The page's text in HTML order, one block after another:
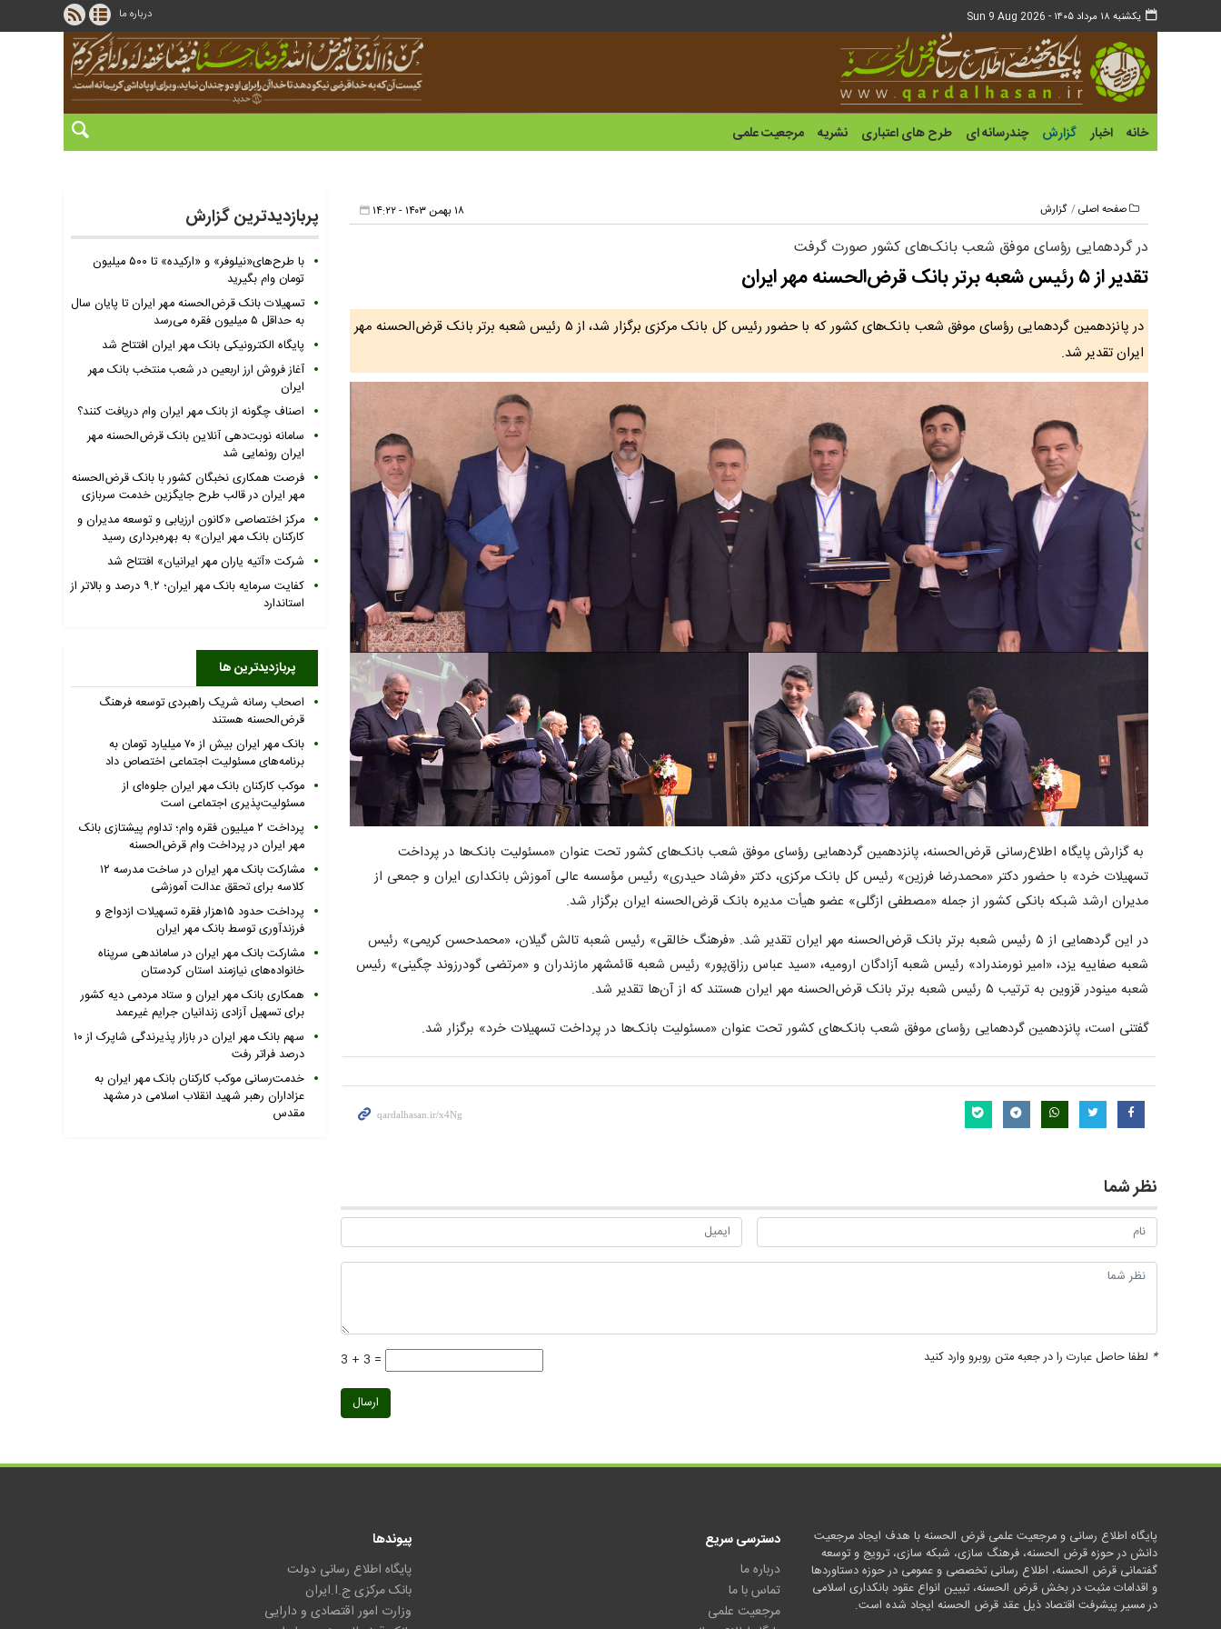
یکشنبه ۱۸ مرداد ۱۴۰۵ - Sun 9 Aug 2026 درباره ما
خانه اخبار گزارش چندرسانه ای طرح های اعتباری نشریه مرجعیت علمی
صفحه اصلی گزارش ۱۸ بهمن ۱۴۰۳ - ۱۴:۲۲
در گردهمایی رؤسای موفق شعب بانک‌های کشور صورت گرفت
تقدیر از ۵ رئیس شعبه برتر بانک قرض‌الحسنه مهر ایران
در پانزدهمین گردهمایی رؤسای موفق شعب بانک‌های کشور که با حضور رئیس کل بانک مرکزی برگزار شد، از ۵ رئیس شعبه برتر بانک قرض‌الحسنه مهر
ایران تقدیر شد.
به گزارش پایگاه اطلاع‌رسانی قرض‌الحسنه، پانزدهمین گردهمایی رؤسای موفق شعب بانک‌های کشور تحت عنوان «مسئولیت بانک‌ها در پرداخت
تسهیلات خرد» با حضور دکتر «محمدرضا فرزین» رئیس کل بانک مرکزی، دکتر «فرشاد حیدری» رئیس مؤسسه عالی آموزش بانکداری ایران و جمعی از
مدیران ارشد شبکه بانکی کشور از جمله «مصطفی ازگلی» عضو هیأت مدیره بانک قرض‌الحسنه ایران برگزار شد.
در این گردهمایی از ۵ رئیس شعبه برتر بانک قرض‌الحسنه مهر ایران تقدیر شد. «فرهنگ خالقی» رئیس شعبه تالش گیلان، «محمدحسن کریمی» رئیس
شعبه صفاییه یزد، «امیر نورمندراد» رئیس شعبه آزادگان ارومیه، «سید عباس رزاق‌پور» رئیس شعبه قائمشهر مازندران و «مرتضی گودرزوند چگینی» رئیس
شعبه مینودر قزوین به ترتیب ۵ رئیس شعبه برتر بانک قرض‌الحسنه مهر ایران هستند که از آن‌ها تقدیر شد.
گفتنی است، پانزدهمین گردهمایی رؤسای موفق شعب بانک‌های کشور تحت عنوان «مسئولیت بانک‌ها در پرداخت تسهیلات خرد» برگزار شد.
نظر شما
* لطفا حاصل عبارت را در جعبه متن روبرو وارد کنید 3 + 3 =
ارسال
پربازدیدترین گزارش
با طرح‌های«نیلوفر» و «ارکیده» تا ۵۰۰ میلیون
تومان وام بگیرید
تسهیلات بانک قرض‌الحسنه مهر ایران تا پایان سال
به حداقل ۵ میلیون فقره می‌رسد
پایگاه الکترونیکی بانک مهر ایران افتتاح شد
آغاز فروش ارز اربعین در شعب منتخب بانک مهر
ایران
اصناف چگونه از بانک مهر ایران وام دریافت کنند؟
سامانه نوبت‌دهی آنلاین بانک قرض‌الحسنه مهر
ایران رونمایی شد
فرصت همکاری نخبگان کشور با بانک قرض‌الحسنه
مهر ایران در قالب طرح جایگزین خدمت سربازی
مرکز اختصاصی «کانون ارزیابی و توسعه مدیران و
کارکنان بانک مهر ایران» به بهره‌برداری رسید
شرکت «آتیه یاران مهر ایرانیان» افتتاح شد
کفایت سرمایه بانک مهر ایران؛ ۹.۲ درصد و بالاتر از
استاندارد
پربازدیدترین ها
اصحاب رسانه شریک راهبردی توسعه فرهنگ
قرض‌الحسنه هستند
بانک مهر ایران بیش از ۷۰ میلیارد تومان به
برنامه‌های مسئولیت اجتماعی اختصاص داد
موکب کارکنان بانک مهر ایران جلوه‌ای از
مسئولیت‌پذیری اجتماعی است
پرداخت ۲ میلیون فقره وام؛ تداوم پیشتازی بانک
مهر ایران در پرداخت وام قرض‌الحسنه
مشارکت بانک مهر ایران در ساخت مدرسه ۱۲
کلاسه برای تحقق عدالت آموزشی
پرداخت حدود ۱۵هزار فقره تسهیلات ازدواج و
فرزندآوری توسط بانک مهر ایران
مشارکت بانک مهر ایران در ساماندهی سرپناه
خانواده‌های نیازمند استان کردستان
همکاری بانک مهر ایران و ستاد مردمی دیه کشور
برای تسهیل آزادی زندانیان جرایم غیرعمد
سهم بانک مهر ایران در بازار پذیرندگی شاپرک از ۱۰
درصد فراتر رفت
خدمت‌رسانی موکب کارکنان بانک مهر ایران به
عزاداران رهبر شهید انقلاب اسلامی در مشهد
مقدس
پایگاه اطلاع رسانی و مرجعیت علمی قرض الحسنه با هدف ایجاد مرجعیت
دانش در حوزه قرض الحسنه، فرهنگ سازی، شبکه سازی، ترویج و توسعه
گفتمانی قرض الحسنه، اطلاع رسانی تخصصی و عمومی در حوزه دستاوردها
و اقدامات مثبت در بخش قرض الحسنه، تبیین انواع عقود بانکداری اسلامی
در مسیر پیشرفت اقتصاد ذیل عقد قرض الحسنه ایجاد شده است.
دسترسی سریع
درباره ما
تماس با ما
مرجعیت علمی
پیوندها
پایگاه اطلاع رسانی دولت
بانک مرکزی ج.ا.ایران
وزارت امور اقتصادی و دارایی